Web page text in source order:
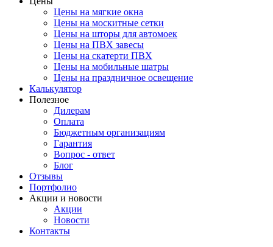
Цены на мягкие окна
Цены на москитные сетки
Цены на шторы для автомоек
Цены на ПВХ завесы
Цены на скатерти ПВХ
Цены на мобильные шатры
Цены на праздничное освещение
Калькулятор
Полезное
Дилерам
Оплата
Бюджетным организациям
Гарантия
Вопрос - ответ
Блог
Отзывы
Портфолио
Акции и новости
Акции
Новости
Контакты